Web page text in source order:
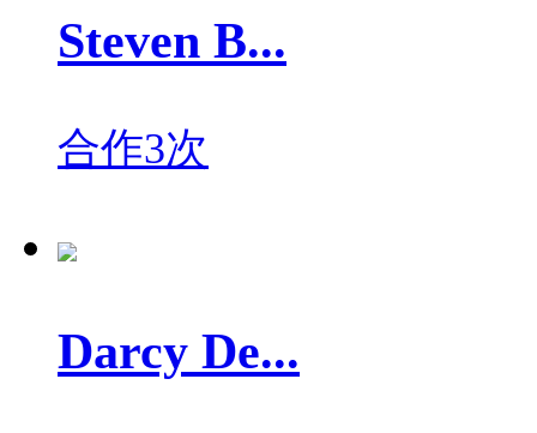
Steven B...
合作3次
Darcy De...